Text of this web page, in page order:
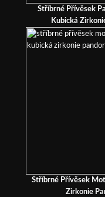
Stříbrné Přívěsek
Kubická
Stříbrné Přívěsek
Zirkonie